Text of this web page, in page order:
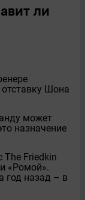
ли
отставку Шона
может
назначение
The Friedkin
«Ромой».
год назад – в